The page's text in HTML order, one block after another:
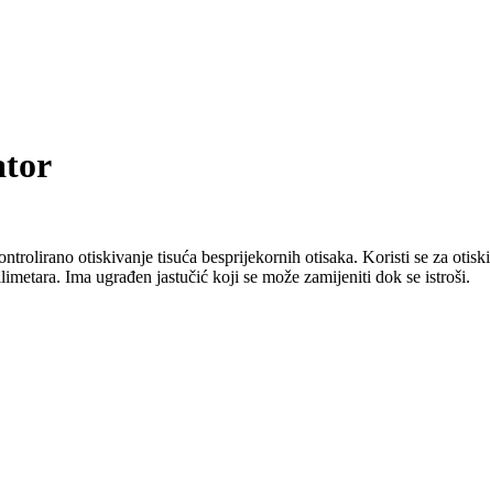
otiskivanje tisuća besprijekornih otisaka. Koristi se za
Ima ugrađen jastučić koji se može zamijeniti dok se istroši.